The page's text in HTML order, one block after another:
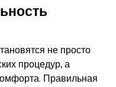
не просто
процедур, а
Правильная